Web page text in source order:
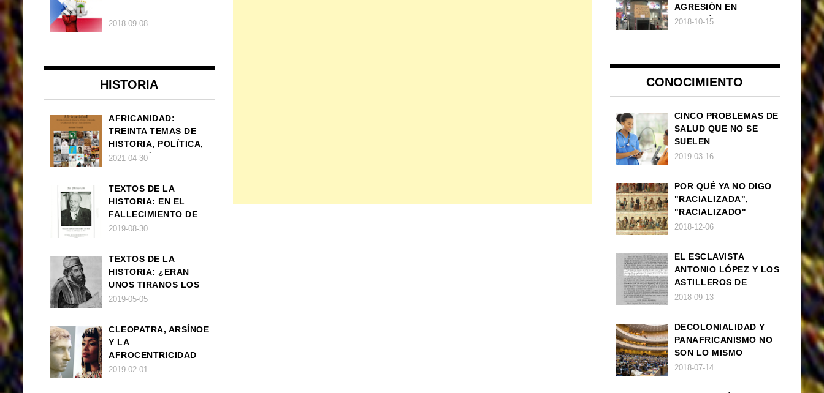
2018-09-08
HISTORIA
AFRICANIDAD:
TREINTA TEMAS DE
HISTORIA, POLÍTICA,
FILOSOFÍA Y CULTURA
2021-04-30
TEXTOS DE LA
HISTORIA: EN EL
FALLECIMIENTO DE
W.E.B. DU BOIS
2019-08-30
TEXTOS DE LA
HISTORIA: ¿ERAN
UNOS TIRANOS LOS
FARAONES?
2019-05-05
CLEOPATRA, ARSÍNOE
Y LA
AFROCENTRICIDAD
MAL ENTENDIDA
2019-02-01
AGRESIÓN EN
ESTACIÓN DE TREN DE
2018-10-15
CONOCIMIENTO
CINCO PROBLEMAS DE
SALUD QUE NO SE
SUELEN
DIAGNOSTICAR BIEN
2019-03-16
POR QUÉ YA NO DIGO
"RACIALIZADA",
"RACIALIZADO"
2018-12-06
EL ESCLAVISTA
ANTONIO LÓPEZ Y LOS
ASTILLEROS DE
NAVANTIA
2018-09-13
DECOLONIALIDAD Y
PANAFRICANISMO NO
SON LO MISMO
2018-07-14